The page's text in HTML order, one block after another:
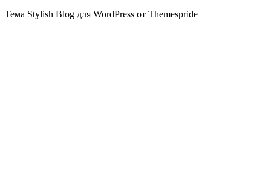
Тема Stylish Blog для WordPress от Themespride